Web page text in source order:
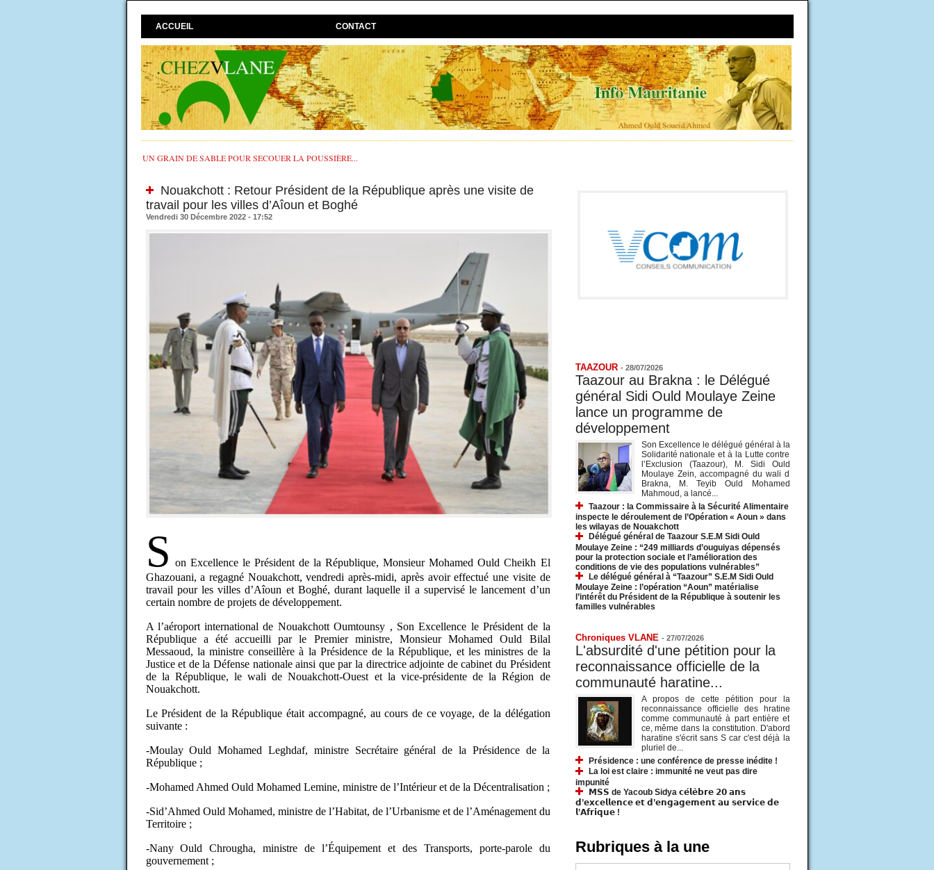
ACCUEIL CONTACT
UN GRAIN DE SABLE POUR SECOUER LA POUSSIÈRE...
Nouakchott : Retour Président de la République après une visite de
travail pour les villes d’Aîoun et Boghé
Vendredi 30 Décembre 2022 - 17:52
S on Excellence le Président de la République, Monsieur Mohamed Ould Cheikh El
Ghazouani, a regagné Nouakchott, vendredi après-midi, après avoir effectué une visite de
travail pour les villes d’Aîoun et Boghé, durant laquelle il a supervisé le lancement d’un
certain nombre de projets de développement.
A l’aéroport international de Nouakchott Oumtounsy , Son Excellence le Président de la
République a été accueilli par le Premier ministre, Monsieur Mohamed Ould Bilal
Messaoud, la ministre conseillère à la Présidence de la République, et les ministres de la
Justice et de la Défense nationale ainsi que par la directrice adjointe de cabinet du Président
de la République, le wali de Nouakchott-Ouest et la vice-présidente de la Région de
Nouakchott.
Le Président de la République était accompagné, au cours de ce voyage, de la délégation
suivante :
-Moulay Ould Mohamed Leghdaf, ministre Secrétaire général de la Présidence de la
République ;
-Mohamed Ahmed Ould Mohamed Lemine, ministre de l’Intérieur et de la Décentralisation ;
-Sid’Ahmed Ould Mohamed, ministre de l’Habitat, de l’Urbanisme et de l’Aménagement du
Territoire ;
-Nany Ould Chrougha, ministre de l’Équipement et des Transports, porte-parole du
gouvernement ;
TAAZOUR - 28/07/2026
Taazour au Brakna : le Délégué
général Sidi Ould Moulaye Zeine
lance un programme de
développement
Son Excellence le délégué général à la
Solidarité nationale et à la Lutte contre
l’Exclusion (Taazour), M. Sidi Ould
Moulaye Zein, accompagné du wali d
Brakna, M. Teyib Ould Mohamed
Mahmoud, a lancé...
Taazour : la Commissaire à la Sécurité Alimentaire
inspecte le déroulement de l’Opération « Aoun » dans
les wilayas de Nouakchott
Délégué général de Taazour S.E.M Sidi Ould
Moulaye Zeine : “249 milliards d’ouguiyas dépensés
pour la protection sociale et l’amélioration des
conditions de vie des populations vulnérables”
Le délégué général à “Taazour” S.E.M Sidi Ould
Moulaye Zeine : l’opération “Aoun” matérialise
l’intérêt du Président de la République à soutenir les
familles vulnérables
Chroniques VLANE - 27/07/2026
L'absurdité d'une pétition pour la
reconnaissance officielle de la
communauté haratine...
A propos de cette pétition pour la
reconnaissance officielle des hratine
comme communauté à part entière et
ce, même dans la constitution. D'abord
haratine s'écrit sans S car c'est déjà la
pluriel de...
Présidence : une conférence de presse inédite !
La loi est claire : immunité ne veut pas dire
impunité
𝗠𝗦𝗦 de Yacoub Sidya 𝗰𝗲́𝗹𝗲̀𝗯𝗿𝗲 𝟮𝟬 𝗮𝗻𝘀
𝗱’𝗲𝘅𝗰𝗲𝗹𝗹𝗲𝗻𝗰𝗲 𝗲𝘁 𝗱’𝗲𝗻𝗴𝗮𝗴𝗲𝗺𝗲𝗻𝘁 𝗮𝘂 𝘀𝗲𝗿𝘃𝗶𝗰𝗲 𝗱𝗲
𝗹’𝗔𝗳𝗿𝗶𝗾𝘂𝗲 !
Rubriques à la une